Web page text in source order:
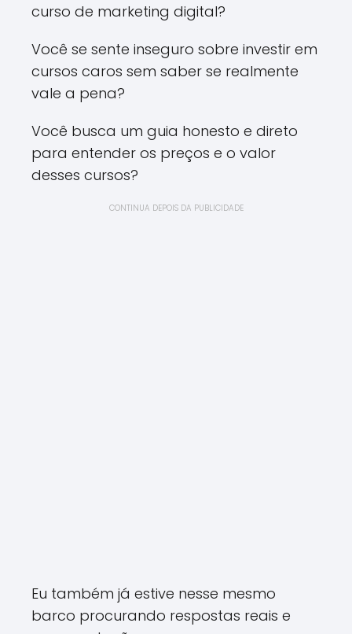
curso de marketing digital?
Você se sente inseguro sobre investir em
cursos caros sem saber se realmente
vale a pena?
Você busca um guia honesto e direto
para entender os preços e o valor
desses cursos?
CONTINUA DEPOIS DA PUBLICIDADE
Eu também já estive nesse mesmo
barco procurando respostas reais e